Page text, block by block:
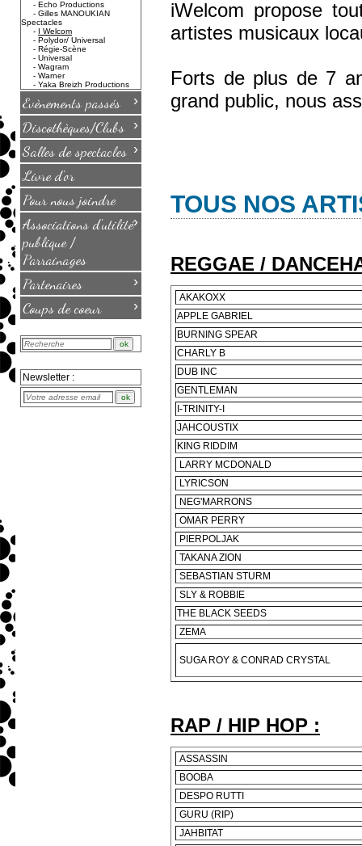
- Echo Productions
- Gilles MANOUKIAN
Spectacles
- I Welcom
- Polydor/ Universal
- Régie-Scène
- Universal
- Wagram
- Warner
- Yaka Breizh Productions
Evènements passés ›
Discothèques/Clubs ›
Salles de spectacles ›
Livre d'or
Pour nous joindre
Associations d'utilité
publique /
Parrainages
›
Partenaires ›
Coups de coeur ›
Newsletter :
iWelcom propose
artistes musicaux
Forts de plus de 7
grand public, nous
TOUS NOS
REGGAE /
AKAKOXX
APPLE GABRIEL
BURNING SPEAR
CHARLY B
DUB INC
GENTLEMAN
I-TRINITY-I
JAHCOUSTIX
KING RIDDIM
LARRY MCDONALD
LYRICSON
NEG'MARRONS
OMAR PERRY
PIERPOLJAK
TAKANA ZION
SEBASTIAN STURM
SLY & ROBBIE
THE BLACK SEEDS
ZEMA
SUGA ROY & CONRAD CRYSTAL
RAP / HIP HOP :
ASSASSIN
BOOBA
DESPO RUTTI
GURU (RIP)
JAHBITAT